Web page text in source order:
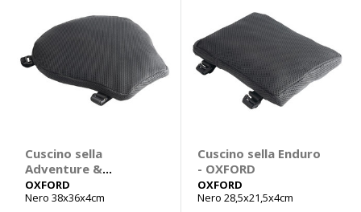
Cuscino sella
Adventure &
Touring - OXFORD
OXFORD
Nero 38x36x4cm
Cuscino sella Enduro
- OXFORD
OXFORD
Nero 28,5x21,5x4cm